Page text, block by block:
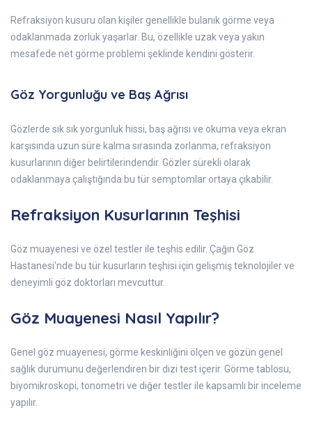
Refraksiyon kusuru olan kişiler genellikle bulanık görme veya
odaklanmada zorluk yaşarlar. Bu, özellikle uzak veya yakın
mesafede net görme problemi şeklinde kendini gösterir.
Göz Yorgunluğu ve Baş Ağrısı
Gözlerde sık sık yorgunluk hissi, baş ağrısı ve okuma veya ekran
karşısında uzun süre kalma sırasında zorlanma, refraksiyon
kusurlarının diğer belirtilerindendir. Gözler sürekli olarak
odaklanmaya çalıştığında bu tür semptomlar ortaya çıkabilir.
Refraksiyon Kusurlarının Teşhisi
Göz muayenesi ve özel testler ile teşhis edilir. Çağın Göz
Hastanesi'nde bu tür kusurların teşhisi için gelişmiş teknolojiler ve
deneyimli göz doktorları mevcuttur.
Göz Muayenesi Nasıl Yapılır?
Genel göz muayenesi, görme keskinliğini ölçen ve gözün genel
sağlık durumunu değerlendiren bir dizi test içerir. Görme tablosu,
biyomikroskopi, tonometri ve diğer testler ile kapsamlı bir inceleme
yapılır.